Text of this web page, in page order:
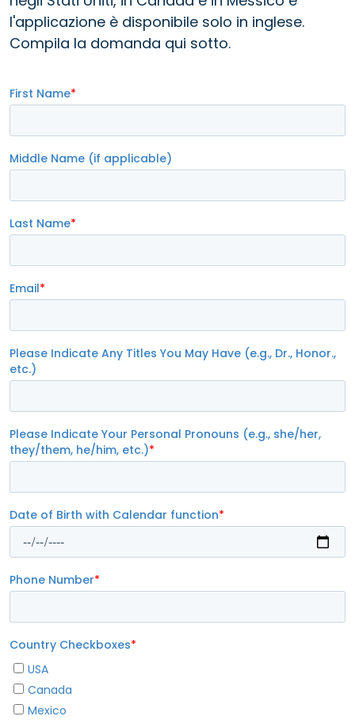
l'applicazione è disponibile solo in inglese.
Compila la domanda qui sotto.